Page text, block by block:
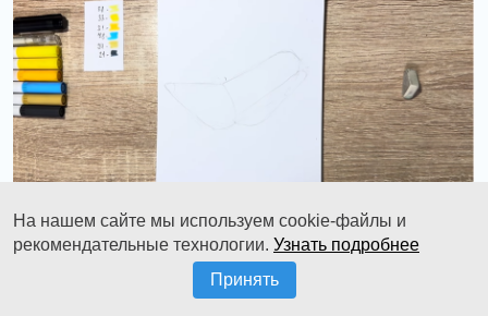
На нашем сайте мы используем cookie-файлы и
рекомендательные технологии. Узнать подробнее
Принять